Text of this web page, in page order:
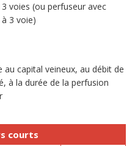
voies (ou perfuseur avec
3 voie)
capital veineux, au débit de
à la durée de la perfusion
courts